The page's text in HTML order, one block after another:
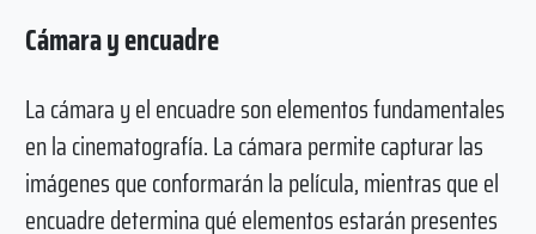
Cámara y encuadre
La cámara y el encuadre son elementos fundamentales
en la cinematografía. La cámara permite capturar las
imágenes que conformarán la película, mientras que el
encuadre determina qué elementos estarán presentes